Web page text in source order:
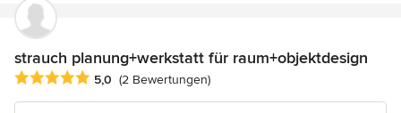
strauch planung+werkstatt für raum+objektdesign
Durchschnittliche Bewertung: 5 von 5 Sternen
5,0 (2 Bewertungen)